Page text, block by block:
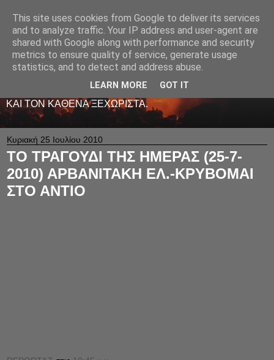
LIVE RADIO NET
ΤΟ ΠΡΩΤΟ ΖΩΝΤΑΝΟ ΜΟΥΣΙΚΟ ΡΑΔΙΟΦΩΝΟ ΣΤΟ
ΙΝΤΕΡΝΕΤ. 24 ΩΡΕΣ ΤΟ 24ΩΡΟ ΠΑΙΖΕΙ ΚΑΛΗ
ΕΛΛΗΝΙΚΗ ΜΟΥΣΙΚΗ ΑΠΟ LIVE - ΚΑΙ ΟΧΙ ΜΟΝΟ
ΚΑΙ ΤΟΝ ΚΑΘΕΝΑ ΞΕΧΩΡΙΣΤΑ.
Κυριακή 25 Ιουλίου 2010
ΤΟ ΤΡΑΓΟΥΔΙ ΤΗΣ ΗΜΕΡΑΣ (25-7-
2010) ΑΡΒΑΝΙΤΑΚΗ ΕΛ.-ΚΡΥΒΟΜΑΙ
ΣΤΟ ΑΝΤΙΟ
This site uses cookies from Google to deliver its services
and to analyze traffic. Your IP address and user-agent are
shared with Google along with performance and security
metrics to ensure quality of service, generate usage
statistics, and to detect and address abuse.
LEARN MORE GOT IT